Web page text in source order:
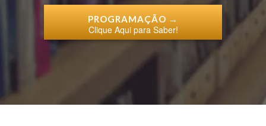
PROGRAMAÇÃO →
Clique Aqui para Saber!